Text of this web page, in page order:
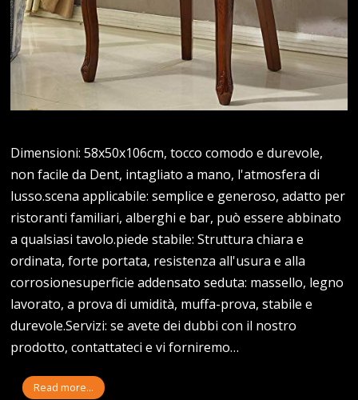
Dimensioni: 58x50x106cm, tocco comodo e durevole,
non facile da Dent, intagliato a mano, l'atmosfera di
lusso.scena applicabile: semplice e generoso, adatto per
ristoranti familiari, alberghi e bar, può essere abbinato
a qualsiasi tavolo.piede stabile: Struttura chiara e
ordinata, forte portata, resistenza all'usura e alla
corrosionesuperficie addensato seduta: massello, legno
lavorato, a prova di umidità, muffa-prova, stabile e
durevole.Servizi: se avete dei dubbi con il nostro
prodotto, contattateci e vi forniremo…
Read more...